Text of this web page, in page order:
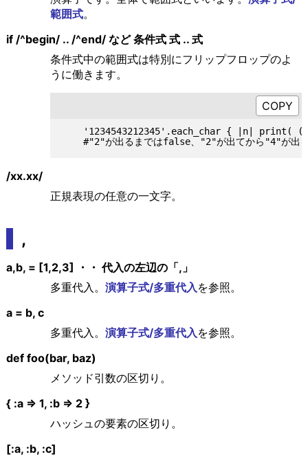
範囲式。
if /^begin/ .. /^end/ など 条件式 式 .. 式
条件式中の範囲式は特別にフリップフロップのよ
うに働きます。
'1234543212345'.each_char { |n| print(
/xx.xx/
正規表現の任意の一文字。
,
a,b, = [1,2,3] ・・ 代入の左辺の「,」
多重代入。 演算子式/多重代入を参照。
a = b, c
多重代入。 演算子式/多重代入を参照。
def foo(bar, baz)
メソッド引数の区切り。
{ :a => 1, :b => 2 }
ハッシュの要素の区切り。
[:a, :b, :c]